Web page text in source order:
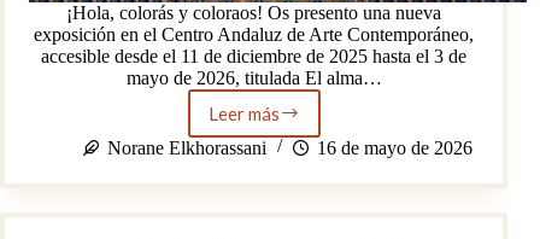
¡Hola, colorás y coloraos! Os presento una nueva
exposición en el Centro Andaluz de Arte Contemporáneo,
accesible desde el 11 de diciembre de 2025 hasta el 3 de
mayo de 2026, titulada El alma…
Leer más
Entre
culturas
espiritualidad:
la
Norane Elkhorassani 16 de mayo de 2026